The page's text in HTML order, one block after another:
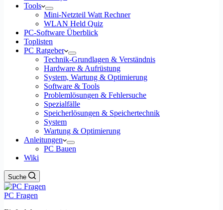
Tools
Mini-Netzteil Watt Rechner
WLAN Held Quiz
PC-Software Überblick
Toplisten
PC Ratgeber
Technik-Grundlagen & Verständnis
Hardware & Aufrüstung
System, Wartung & Optimierung
Software & Tools
Problemlösungen & Fehlersuche
Spezialfälle
Speicherlösungen & Speichertechnik
System
Wartung & Optimierung
Anleitungen
PC Bauen
Wiki
Suche
PC Fragen